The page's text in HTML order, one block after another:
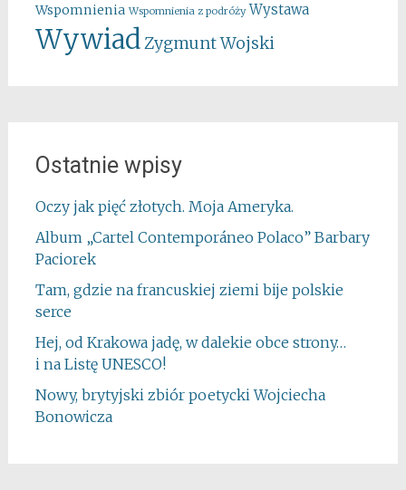
Wspomnienia Wspomnienia z podróży Wystawa
WywiadZygmunt Wojski
Ostatnie wpisy
Oczy jak pięć złotych. Moja Ameryka.
Album „Cartel Contemporáneo Polaco” Barbary
Paciorek
Tam, gdzie na francuskiej ziemi bije polskie
serce
Hej, od Krakowa jadę, w dalekie obce strony…
i na Listę UNESCO!
Nowy, brytyjski zbiór poetycki Wojciecha
Bonowicza